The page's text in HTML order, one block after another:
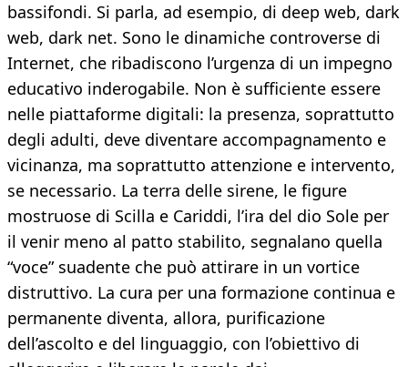
bassifondi. Si parla, ad esempio, di deep web, dark
web, dark net. Sono le dinamiche controverse di
Internet, che ribadiscono l’urgenza di un impegno
educativo inderogabile. Non è sufficiente essere
nelle piattaforme digitali: la presenza, soprattutto
degli adulti, deve diventare accompagnamento e
vicinanza, ma soprattutto attenzione e intervento,
se necessario. La terra delle sirene, le figure
mostruose di Scilla e Cariddi, l’ira del dio Sole per
il venir meno al patto stabilito, segnalano quella
“voce” suadente che può attirare in un vortice
distruttivo. La cura per una formazione continua e
permanente diventa, allora, purificazione
dell’ascolto e del linguaggio, con l’obiettivo di